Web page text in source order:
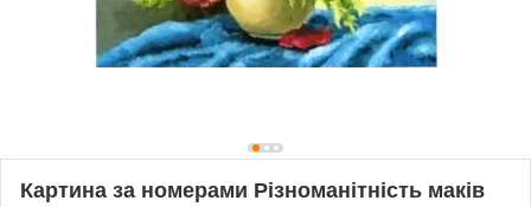
Картина за номерами Різноманітність маків